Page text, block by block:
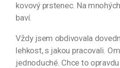
kovový prstenec. Na
baví.
Vždy jsem obdivovala
lehkost, s jakou pracovali.
jednoduché. Chce to